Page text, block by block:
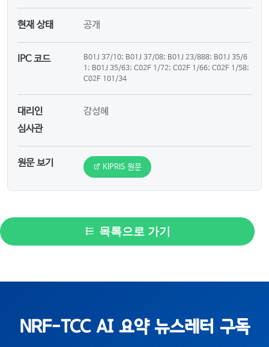
현재 상태 공개
IPC 코드
B01J 37/10; B01J 37/08; B01J 23/888; B01J 35/6
1; B01J 35/63; C02F 1/72; C02F 1/66; C02F 1/58;
C02F 101/34
대리인
강성혜
심사관
원문 보기 KIPRIS 원문
목록으로 가기
NRF-TCC AI 요약 뉴스레터 구독